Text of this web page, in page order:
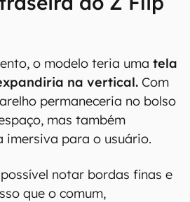
o modelo teria uma tela
na vertical. Com
permaneceria no bolso
mas também
imersiva para o usuário.
notar bordas finas e
que o comum,